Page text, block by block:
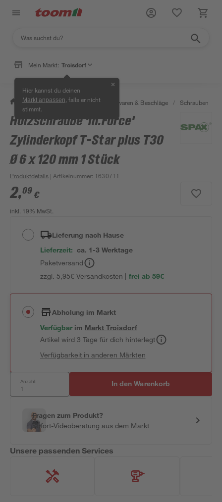
Mein Markt: Troisdorf
Hier kannst du deinen
Markt anpassen , falls er nicht
stimmt.
✕
/ Werkstatt & Maschinen / Eisenwaren & Beschläge / Schrauben
Holzschraube 'In.Force'
Zylinderkopf T-Star plus T30
Ø 6 x 120 mm 1 Stück
Produktdetails | Artikelnummer: 1630711
2,09 €
inkl. 19% MwSt.
Lieferung nach Hause
Lieferzeit: ca. 1-3 Werktage
Paketversand
zzgl. 5,95€ Versandkosten | frei ab 59€
Abholung im Markt
Verfügbar im MarktTroisdorf
Artikel wird 3 Tage für dich hinterlegt
Verfügbarkeit in anderen Märkten
Anzahl: In den Warenkorb
Fragen zum Produkt?
Sofort-Videoberatung aus dem Markt
Unsere passenden Services